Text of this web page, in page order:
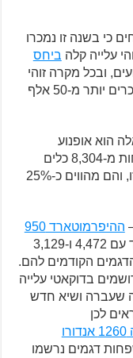
את שנת 2019, ומדווחים כי בשנה זו נמכרו
ביחס
53,004 אופנועים, ובכל מקרה זוהי
השנה החמישית ברציפות שבבולוניה מוכרים יותר מ-50 אלף
פניגאלה הוא אופנוע
הספורט הנמכר ביותר בעולם, כשלא פחות מ-8,304 כלים
מסדרת הפניגאלה נמכרו בעולם בשנה זו, והם מהווים כ-25%
ההיפרמוטארד 950
– נמכרו גם הם יפה מאוד עם 4,472 ו-3,129
הקודמים להם.
בדוקאטי עלייה
3% יותר משנה שעברה ושיא חדש
לכן
דגמים נרשמו